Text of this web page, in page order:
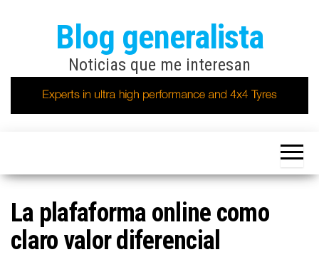
Blog generalista
Noticias que me interesan
La plafaforma online como
claro valor diferencial